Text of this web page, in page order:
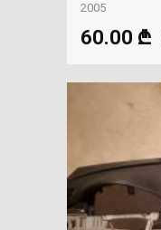
2005
60.00 ₾